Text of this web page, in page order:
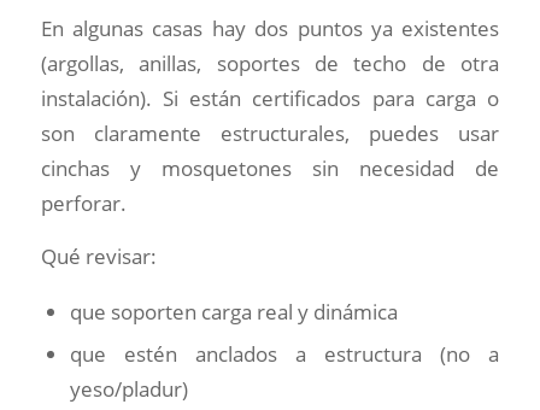
En algunas casas hay dos puntos ya existentes
(argollas, anillas, soportes de techo de otra
instalación). Si están certificados para carga o
son claramente estructurales, puedes usar
cinchas y mosquetones sin necesidad de
perforar.
Qué revisar:
que soporten carga real y dinámica
que estén anclados a estructura (no a
yeso/pladur)